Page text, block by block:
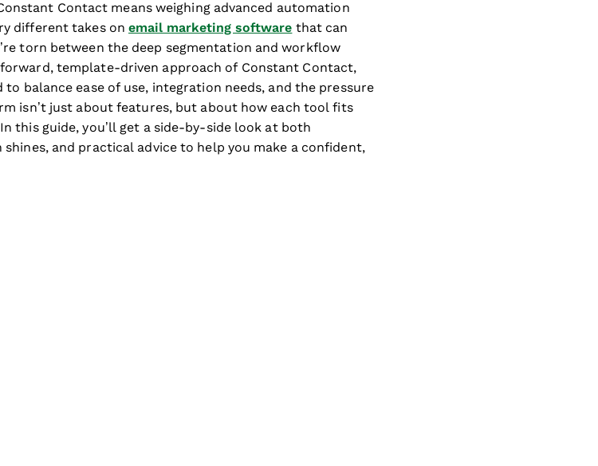
Contact means weighing advanced automation
different takes onemail marketing software that can
torn between the deep segmentation and workflow
template-driven approach of Constant Contact,
to balance ease of use, integration needs, and the pressure
isn’t just about features, but about how each tool fits
this guide, you’ll get a side-by-side look at both
and practical advice to help you make a confident,